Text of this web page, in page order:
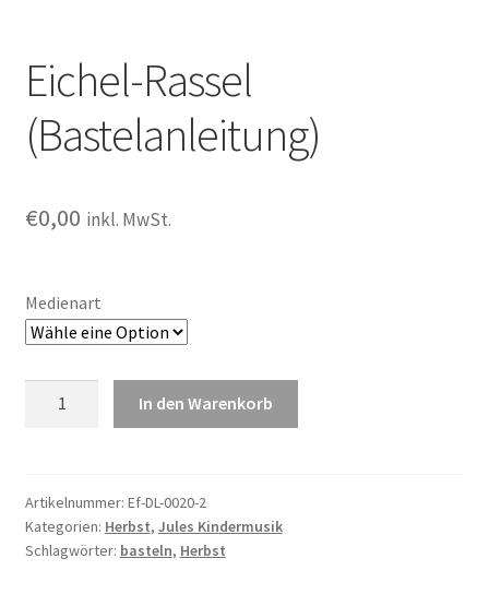
Eichel-Rassel
(Bastelanleitung)
€0,00 inkl. MwSt.
Medienart
In den Warenkorb
Artikelnummer: Ef-DL-0020-2
Kategorien: Herbst, Jules Kindermusik
Schlagwörter: basteln, Herbst